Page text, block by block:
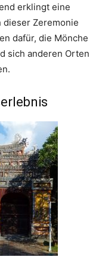
erklingt eine
dieser Zeremonie
dafür, die Mönche
sich anderen Orten